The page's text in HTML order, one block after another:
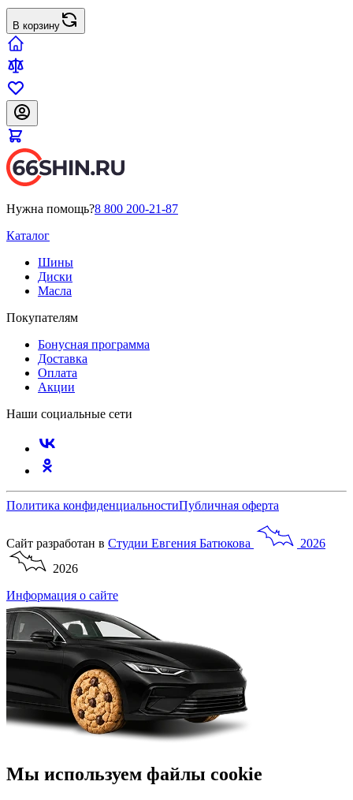
В корзину
Нужна помощь?8 800 200-21-87
Каталог
Шины
Диски
Масла
Покупателям
Бонусная программа
Доставка
Оплата
Акции
Наши социальные сети
Политика конфиденциальностиПубличная оферта
Сайт разработан в Студии Евгения Батюкова
2026
2026
Информация о сайте
Мы используем файлы cookie